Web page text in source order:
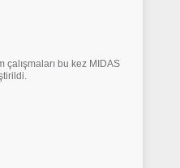
çalışmaları bu kez MIDAS